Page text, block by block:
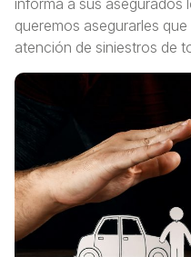
queremos asegurarles
atención de siniestros de